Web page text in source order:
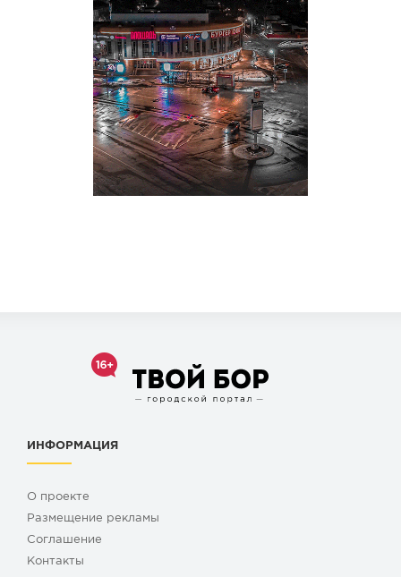
ИНФОРМАЦИЯ
О проекте
Размещение рекламы
Cоглашение
Контакты